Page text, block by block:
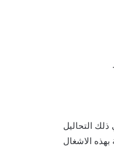
ذلك التحاليل
بهذه الاشغال